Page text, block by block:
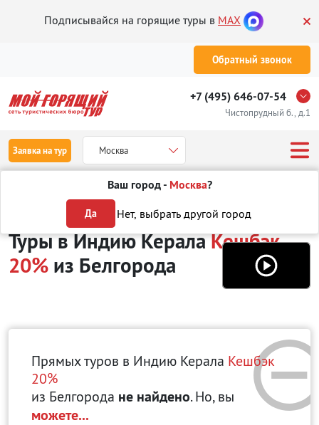
Подписывайся на горящие туры в MAX
Обратный звонок
+7 (495) 646-07-54
Чистопрудный б., д.1
Заявка на тур Москва
Ваш город - Москва?
Да Нет, выбрать другой город
Отдых в Индии Керала
Туры в Индию КералаКешбэк
20% из Белгорода
Прямых туров в Индию Керала Кешбэк
20%
из Белгорода не найдено. Но, вы
можете...